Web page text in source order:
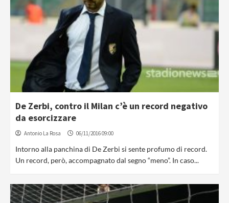
De Zerbi, contro il Milan c’è un record negativo
da esorcizzare
Antonio La Rosa 06/11/2016 09:00
Intorno alla panchina di De Zerbi si sente profumo di record.
Un record, però, accompagnato dal segno “meno”. In caso...